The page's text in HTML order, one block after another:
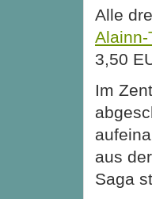
Alle
Alainn-
3,50
Im
aus
Saga